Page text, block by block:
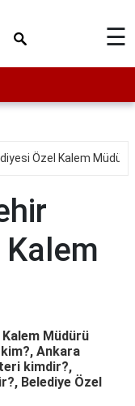
☰
Özel Kalem Müdürü
Müdürü
Ankara
kimdir?,
Belediye Özel